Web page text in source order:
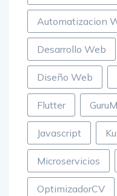
Automatizacion
Desarrollo Web
Diseño Web
Flutter
Javascript
Microservicios
OptimizadorCV